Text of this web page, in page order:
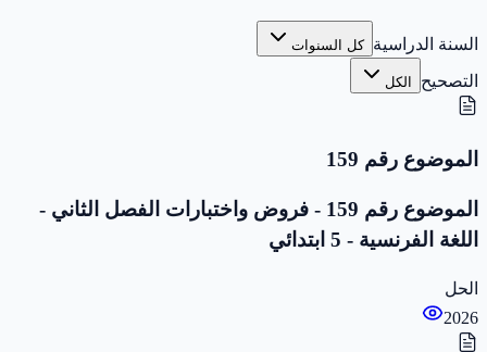
السنة الدراسية كل السنوات
التصحيح الكل
الموضوع رقم 159
الموضوع رقم 159 - فروض واختبارات الفصل الثاني -
اللغة الفرنسية - 5 ابتدائي
الحل
2026